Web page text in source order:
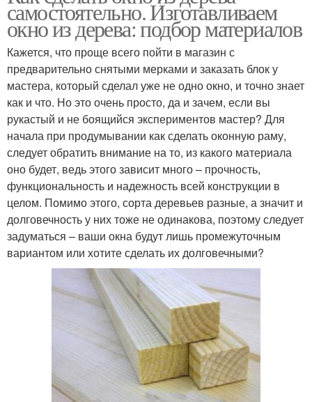
самостоятельно. Изготавливаем
окно из дерева: подбор материалов
Кажется, что проще всего пойти в магазин с
предварительно снятыми мерками и заказать блок у
мастера, который сделал уже не одно окно, и точно знает
как и что. Но это очень просто, да и зачем, если вы
рукастый и не боящийся экспериментов мастер? Для
начала при продумывании как сделать оконную раму,
следует обратить внимание на то, из какого материала
оно будет, ведь этого зависит много – прочность,
функциональность и надежность всей конструкции в
целом. Помимо этого, сорта деревьев разные, а значит и
долговечность у них тоже не одинакова, поэтому следует
задуматься – ваши окна будут лишь промежуточным
вариантом или хотите сделать их долговечными?